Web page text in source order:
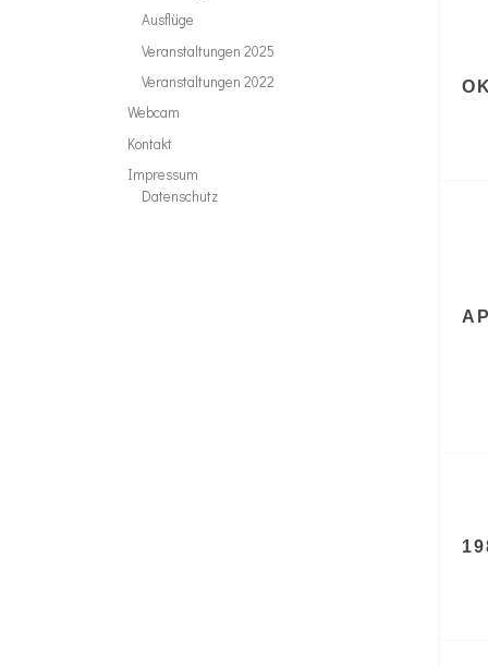
Ausflüge
Veranstaltungen 2025
Veranstaltungen 2022
Webcam
Kontakt
Impressum
Datenschutz